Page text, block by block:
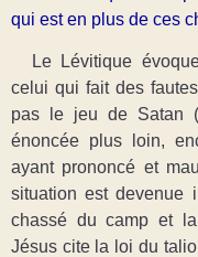
qui est en plus de ces
Le Lévitique
celui qui fait des
pas le jeu de Satan
énoncée plus loin,
ayant prononcé et
situation est devenue
chassé du camp et
Jésus cite la loi du